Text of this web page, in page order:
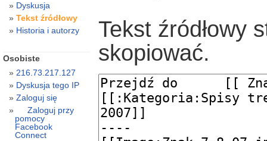
Tekst źródłowy
skopiować.
Dyskusja
Tekst źródłowy
Historia i autorzy
Osobiste
216.73.217.127
Dyskusja tego IP
Zaloguj się
Zaloguj przy
pomocy
Facebook
Connect